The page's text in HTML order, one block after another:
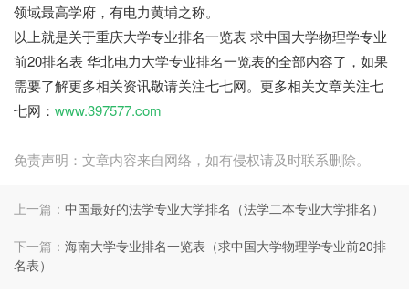
领域最高学府，有电力黄埔之称。
以上就是关于重庆大学专业排名一览表 求中国大学物理学专业
前20排名表 华北电力大学专业排名一览表的全部内容了，如果
需要了解更多相关资讯敬请关注七七网。更多相关文章关注七
七网： www.397577.com
免责声明：文章内容来自网络，如有侵权请及时联系删除。
上一篇： 中国最好的法学专业大学排名（法学二本专业大学排名）
下一篇： 海南大学专业排名一览表（求中国大学物理学专业前20排
名表）